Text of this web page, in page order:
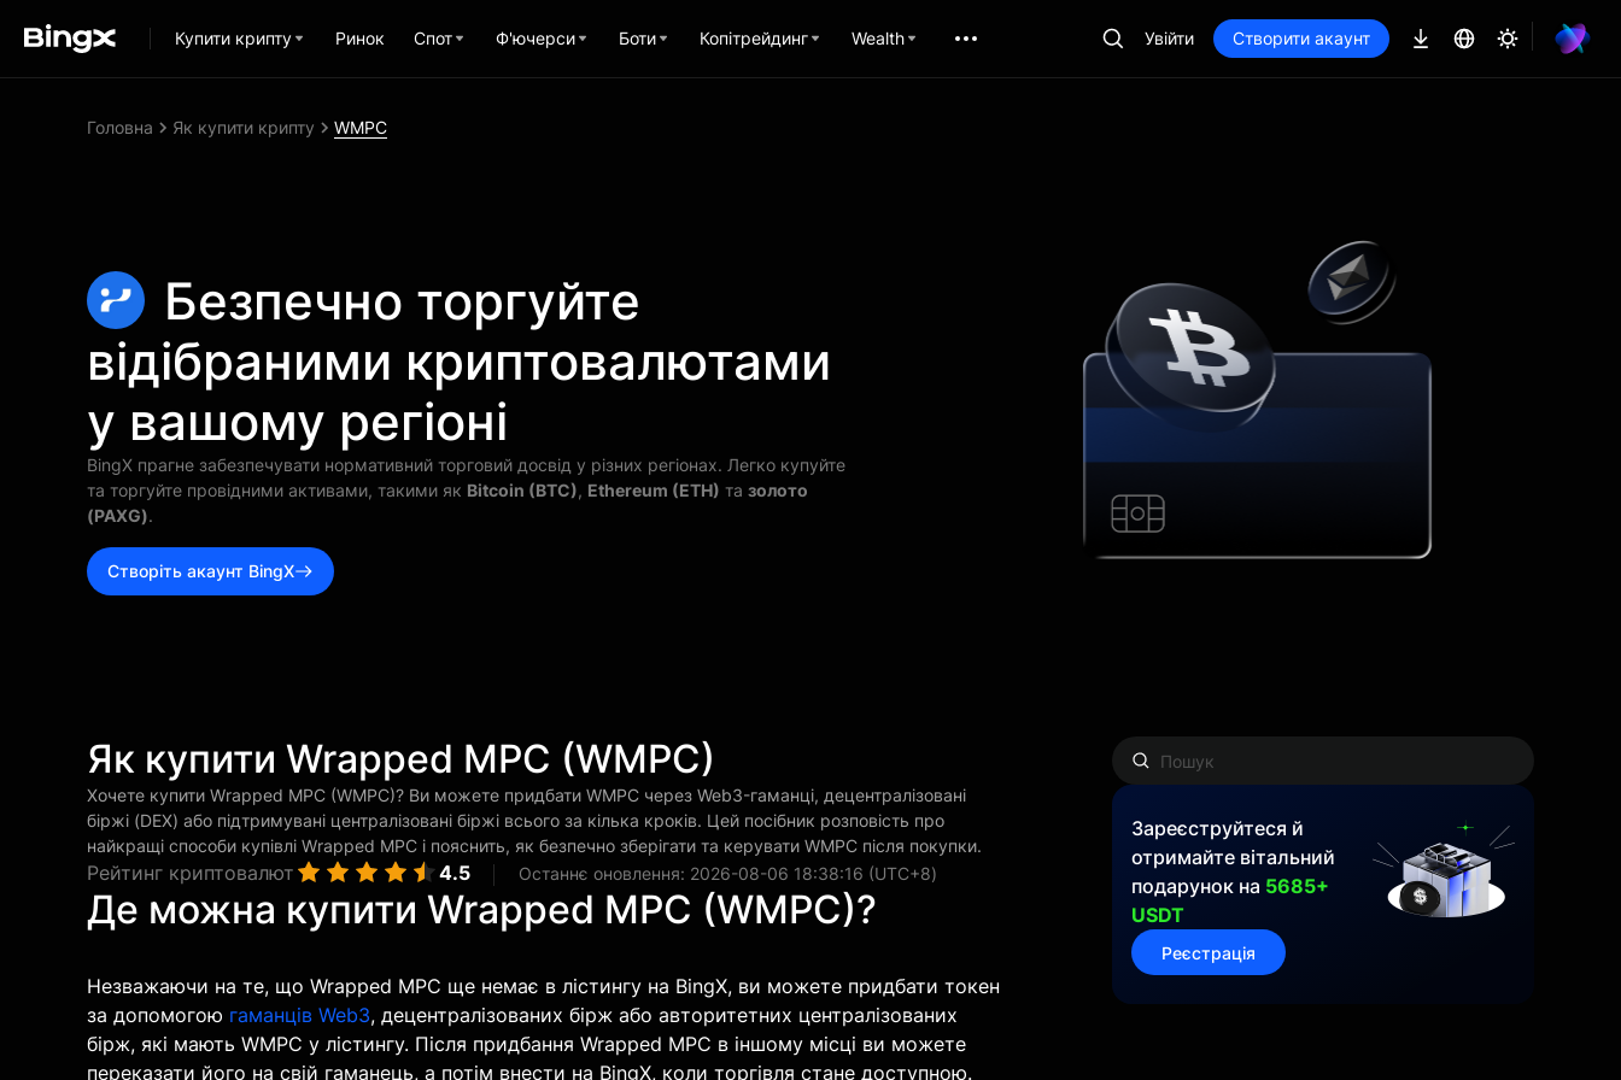
Купити крипту Ринок Спот Ф'ючерси Боти Копітрейдинг Wealth Увійти Створити акаунт
Головна Як купити крипту WMPC
Безпечно торгуйте
відібраними криптовалютами
у вашому регіоні
BingX прагне забезпечувати нормативний торговий досвід у різних регіонах. Легко купуйте
та торгуйте провідними активами, такими як Bitcoin (BTC), Ethereum (ETH) та золото
(PAXG).
Створіть акаунт BingX
Як купити Wrapped MPC (WMPC)
Хочете купити Wrapped MPC (WMPC)? Ви можете придбати WMPC через Web3-гаманці, децентралізовані
біржі (DEX) або підтримувані централізовані біржі всього за кілька кроків. Цей посібник розповість про
найкращі способи купівлі Wrapped MPC і пояснить, як безпечно зберігати та керувати WMPC після покупки.
Рейтинг криптовалют 4.5 Останнє оновлення: 2026-08-06 18:38:16 (UTC+8)
Де можна купити Wrapped MPC (WMPC)?
Незважаючи на те, що Wrapped MPC ще немає в лістингу на BingX, ви можете придбати токен
за допомогою гаманців Web3, децентралізованих бірж або авторитетних централізованих
бірж, які мають WMPC у лістингу. Після придбання Wrapped MPC в іншому місці ви можете
переказати його на свій гаманець, а потім внести на BingX, коли торгівля стане доступною.
Зареєструйтеся й
отримайте вітальний
подарунок на 5685+
USDT
Реєстрація